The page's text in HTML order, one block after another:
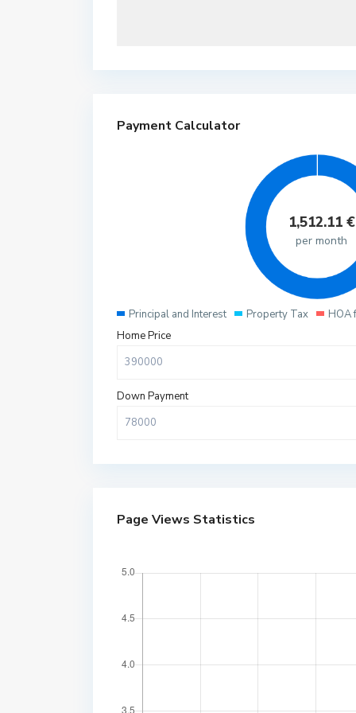
Payment Calculator
1,512.11€
per month
Principal and Interest Property Tax
HOA
Home Price
Down Payment
Page Views Statistics